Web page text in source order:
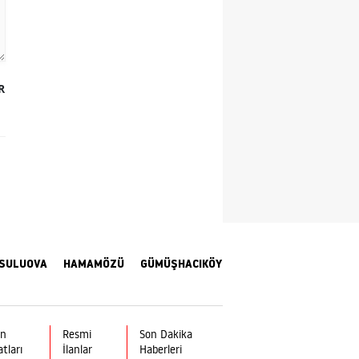
Tunceli
Uşak
HAMAMÖZÜ GÜMÜŞHACIKÖY
Resmi
İlanlar
Son Dakika
Haberleri